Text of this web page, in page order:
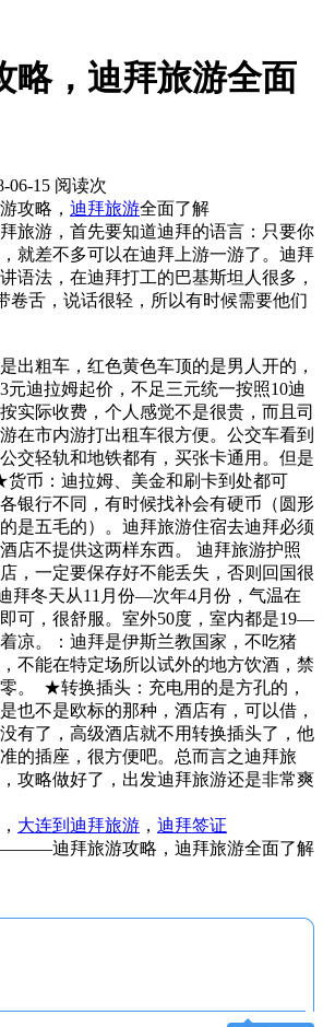
略，迪拜旅游全面
06-15 阅读次
攻略， 迪拜旅游全面了解
旅游，首先要知道迪拜的语言：只要你
就差不多可以在迪拜上游一游了。迪拜
语法，在迪拜打工的巴基斯坦人很多，
卷舌，说话很轻，所以有时候需要他们
出粗车，红色黄色车顶的是男人开的，
元迪拉姆起价，不足三元统一按照10迪
实际收费，个人感觉不是很贵，而且司
在市内游打出租车很方便。公交车看到
交轻轨和地铁都有，买张卡通用。但是
币：迪拉姆、美金和刷卡到处都可
银行不同，有时候找补会有硬币（圆形
是五毛的）。迪拜旅游住宿去迪拜必须
店不提供这两样东西。 迪拜旅游护照
，一定要保存好不能丢失，否则回国很
冬天从11月份—次年4月份，气温在
可，很舒服。室外50度，室内都是19—
凉。：迪拜是伊斯兰教国家，不吃猪
不能在特定场所以试外的地方饮酒，禁
。 ★转换插头：充电用的是方孔的，
也不是欧标的那种，酒店有，可以借，
有了，高级酒店就不用转换插头了，他
的插座，很方便吧。总而言之迪拜旅
攻略做好了，出发迪拜旅游还是非常爽
大连到迪拜旅游 ， 迪拜签证
迪拜旅游攻略，迪拜旅游全面了解